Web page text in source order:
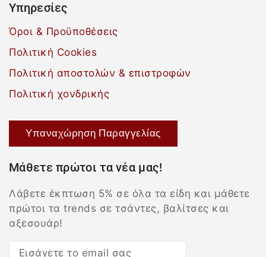
Υπηρεσίες
Όροι & Προϋποθέσεις
Πολιτική Cookies
Πολιτική αποστολών & επιστροφών
Πολιτική χονδρικής
Υπαναχώρηση Παραγγελίας
Μάθετε πρώτοι τα νέα μας!
Λάβετε έκπτωση 5% σε όλα τα είδη και μάθετε
πρώτοι τα trends σε τσάντες, βαλίτσες και
αξεσουάρ!